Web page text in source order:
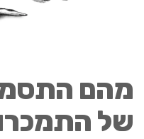
מהם
של